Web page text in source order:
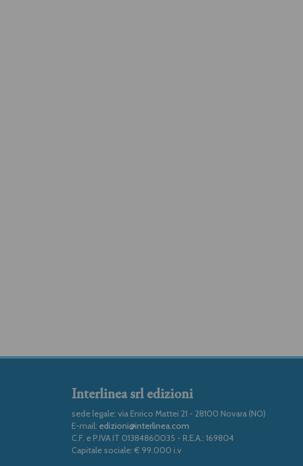
Interlinea srl edizioni
sede legale: via Enrico Mattei 21 - 28100 Novara (NO)
E-mail: edizioni@interlinea.com
C.F. e P.IVA IT 01384860035 - R.E.A.: 169804
Capitale sociale: € 99.000 i.v